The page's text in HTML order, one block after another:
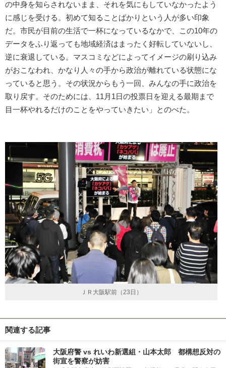
の中身を知らされないまま、それを気にもしていなかったよう
に感じを受ける。初めて知ることばかりという人が多い印象
だ。市民が目前の生活で一杯になっているなかで、この10年の
データをふり返っても地域経済はまったく好転していないし、
逆に衰退している。マスコミなどによってイメージの刷り込み
がおこなわれ、かなり人々の手から政治が離れている状態にな
っていると思う。その状況からもう一回、みんなの手に政治を
取り戻す。そのためには、11月1日の投票日を迎える最期まで
目一杯やれるだけのことをやっていきたい」とのべた。
ＪＲ大阪駅前（23日）
関連する記事
大阪府警 vs れいわ新選組・山本太郎 都構想反対の
街宣を警察が妨害